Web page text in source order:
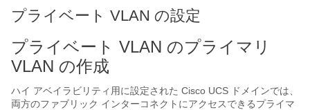
プライベート VLAN の設定
プライベート VLAN のプライマリ
VLAN の作成
ハイ アベイラビリティ用に設定された Cisco UCS ドメインでは、
両方のファブリック インターコネクトにアクセスできるプライマ